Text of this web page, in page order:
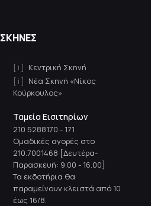
ΣΚΗΝΕΣ
Κεντρική Σκηνή
Νέα Σκηνή «Νίκος
Κούρκουλος»
Ταμεία Εισιτηρίων
210 5288170 - 171
Ομαδικές αγορές στο
210.7001468 [Δευτέρα-
Παρασκευή: 9.00 - 16.00]
Τα εκδοτήρια θα
παραμείνουν κλειστά από 10
έως 16/8.